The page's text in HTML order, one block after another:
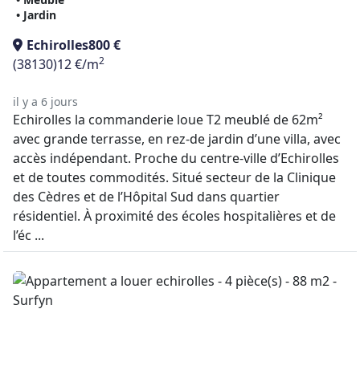
• Jardin
Echirolles800 €
(38130)12 €/m2
il y a 6 jours
Echirolles la commanderie loue T2 meublé de 62m²
avec grande terrasse, en rez-de jardin d’une villa, avec
accès indépendant. Proche du centre-ville d’Echirolles
et de toutes commodités. Situé secteur de la Clinique
des Cèdres et de l’Hôpital Sud dans quartier
résidentiel. À proximité des écoles hospitalières et de
l’éc ...